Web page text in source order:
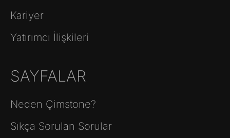
Kariyer
Yatırımcı İlişkileri
SAYFALAR
Neden Çimstone?
Sıkça Sorulan Sorular